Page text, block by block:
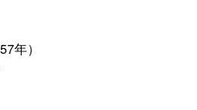
年）